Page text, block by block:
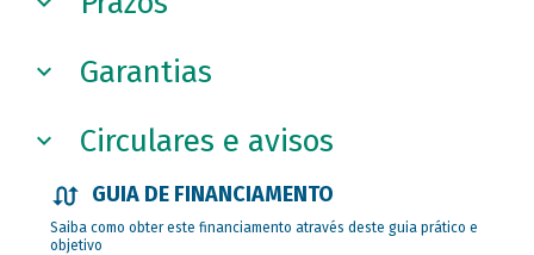
Garantias
Circulares e avisos
GUIA DE FINANCIAMENTO
Saiba como obter este financiamento através deste guia prático e
objetivo